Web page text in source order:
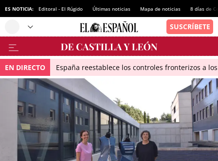
ES NOTICIA: Editoral - El Rúgido Últimas noticias Mapa de noticias 8 días de
EN DIRECTO España reestablece los controles fronterizos a